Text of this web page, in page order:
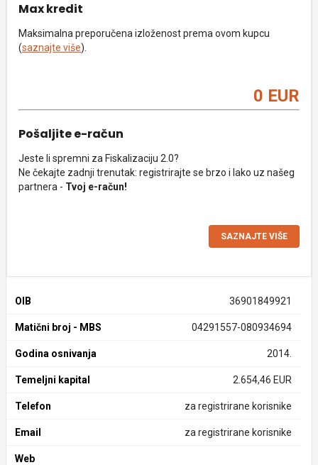
Max kredit
Maksimalna preporučena izloženost prema ovom kupcu
(saznajte više).
0 EUR
Pošaljite e-račun
Jeste li spremni za Fiskalizaciju 2.0?
Ne čekajte zadnji trenutak: registrirajte se brzo i lako uz našeg
partnera - Tvoj e-račun!
SAZNAJTE VIŠE
OIB 36901849921
Matični broj - MBS 04291557-080934694
Godina osnivanja 2014.
Temeljni kapital 2.654,46 EUR
Telefon za registrirane korisnike
Email za registrirane korisnike
Web